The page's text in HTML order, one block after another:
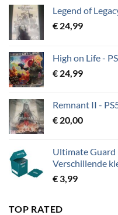
Legend of
€ 24,99
High on Life -
€ 24,99
Remnant II -
€ 20,00
Ultimate Guard
Verschillende
€ 3,99
TOP RATED